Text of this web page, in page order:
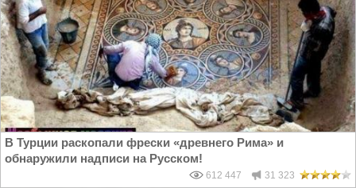
В Турции раскопали фрески «древнего Рима» и
обнаружили надписи на Русском!
612 447 31 323